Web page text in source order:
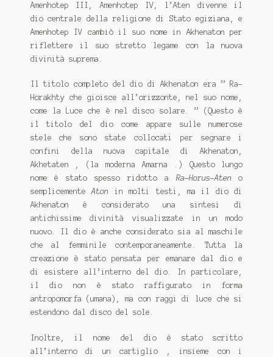
Amenhotep III, Amenhotep IV, l’Aten divenne il
dio centrale della religione di Stato egiziana, e
Amenhotep IV cambiò il suo nome in Akhenaton per
riflettere il suo stretto legame con la nuova
divinità suprema.
Il titolo completo del dio di Akhenaton era ” Ra-
Horakhty che gioisce all’orizzonte, nel suo nome,
come la Luce che è nel disco solare. ” (Questo è
il titolo del dio come appare sulle numerose
stele che sono state collocati per segnare i
confini della nuova capitale di Akhenaton,
Akhetaten , (la moderna Amarna .) Questo lungo
nome è stato spesso ridotto a Ra-Horus-Aten o
semplicementeAton in molti testi, ma il dio di
Akhenaton è considerato una sintesi di
antichissime divinità visualizzate in un modo
nuovo. Il dio è anche considerato sia al maschile
che al femminile contemporaneamente. Tutta la
creazione è stato pensata per emanare dal dio e
di esistere all’interno del dio. In particolare,
il dio non è stato raffigurato in forma
antropomorfa (umana), ma con raggi di luce che si
estendono dal disco del sole.
Inoltre, il nome del dio è stato scritto
all’interno di un cartiglio , insieme con i